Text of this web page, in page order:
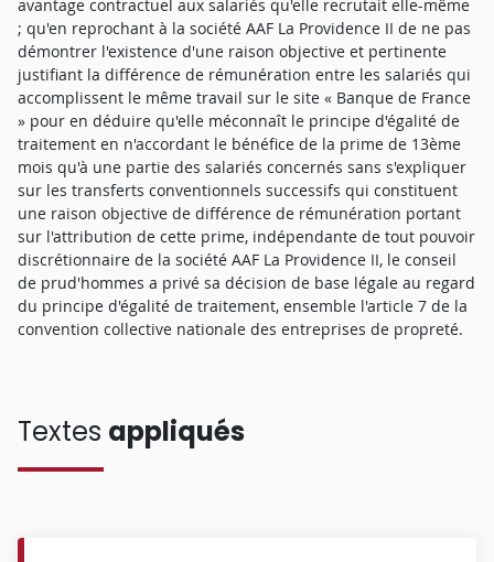
avantage contractuel aux salariés qu'elle recrutait elle-même
; qu'en reprochant à la société AAF La Providence II de ne pas
démontrer l'existence d'une raison objective et pertinente
justifiant la différence de rémunération entre les salariés qui
accomplissent le même travail sur le site « Banque de France
» pour en déduire qu'elle méconnaît le principe d'égalité de
traitement en n'accordant le bénéfice de la prime de 13ème
mois qu'à une partie des salariés concernés sans s'expliquer
sur les transferts conventionnels successifs qui constituent
une raison objective de différence de rémunération portant
sur l'attribution de cette prime, indépendante de tout pouvoir
discrétionnaire de la société AAF La Providence II, le conseil
de prud'hommes a privé sa décision de base légale au regard
du principe d'égalité de traitement, ensemble l'article 7 de la
convention collective nationale des entreprises de propreté.
Textes appliqués